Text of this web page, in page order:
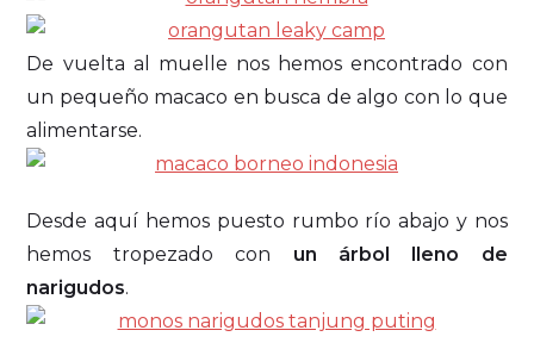
De vuelta al muelle nos hemos encontrado con
un pequeño macaco en busca de algo con lo que
alimentarse.
Desde aquí hemos puesto rumbo río abajo y nos
hemos tropezado con un árbol lleno de
narigudos.